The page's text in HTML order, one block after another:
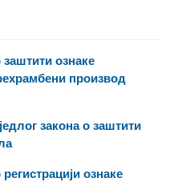
ознаке
производ
закона о заштити
ознаке